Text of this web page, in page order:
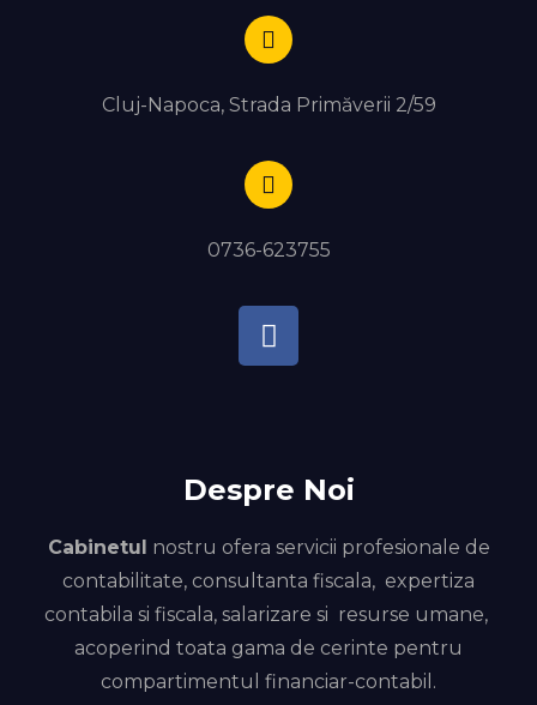
Cluj-Napoca, Strada Primăverii 2/59
0736-623755
Despre Noi
Cabinetul nostru ofera servicii profesionale de
contabilitate, consultanta fiscala, expertiza
contabila si fiscala, salarizare si resurse umane,
acoperind toata gama de cerinte pentru
compartimentul financiar-contabil.